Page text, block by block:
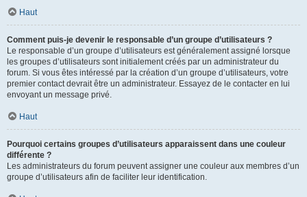
Haut
Comment puis-je devenir le responsable d’un groupe d’utilisateurs ?
Le responsable d’un groupe d’utilisateurs est généralement assigné lorsque
les groupes d’utilisateurs sont initialement créés par un administrateur du
forum. Si vous êtes intéressé par la création d’un groupe d’utilisateurs, votre
premier contact devrait être un administrateur. Essayez de le contacter en lui
envoyant un message privé.
Haut
Pourquoi certains groupes d’utilisateurs apparaissent dans une couleur
différente ?
Les administrateurs du forum peuvent assigner une couleur aux membres d’un
groupe d’utilisateurs afin de faciliter leur identification.